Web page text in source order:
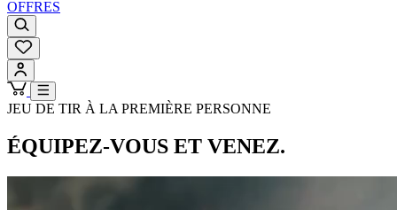
OFFRES
JEU DE TIR À LA PREMIÈRE PERSONNE
ÉQUIPEZ-VOUS ET VENEZ.